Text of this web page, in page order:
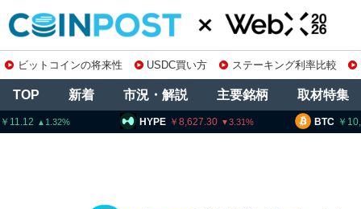
ビットコインの将来性 USDC買い方 ステーキング利率比較
TOP 新着 市況・解説 主要銘柄 取材特集
BTC 10,260,001 0.35
HYPE 8,627.30 3.31